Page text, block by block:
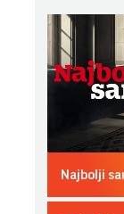
Najbolji